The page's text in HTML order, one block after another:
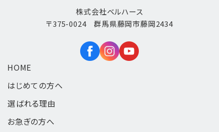
株式会社ベルハース
〒375-0024 群馬県藤岡市藤岡2434
HOME
はじめての方へ
選ばれる理由
お急ぎの方へ